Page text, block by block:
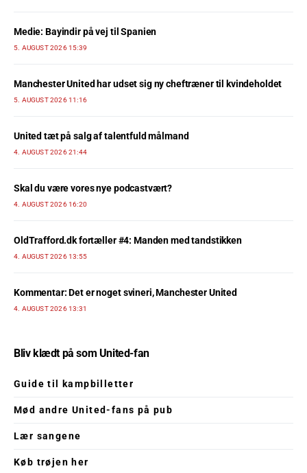
Medie: Bayindir på vej til Spanien
5. AUGUST 2026 15:39
Manchester United har udset sig ny cheftræner til kvindeholdet
5. AUGUST 2026 11:16
United tæt på salg af talentfuld målmand
4. AUGUST 2026 21:44
Skal du være vores nye podcastvært?
4. AUGUST 2026 16:20
OldTrafford.dk fortæller #4: Manden med tandstikken
4. AUGUST 2026 13:55
Kommentar: Det er noget svineri, Manchester United
4. AUGUST 2026 13:31
Bliv klædt på som United-fan
Guide til kampbilletter
Mød andre United-fans på pub
Lær sangene
Køb trøjen her